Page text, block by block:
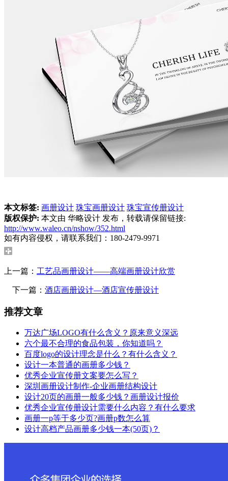
本文标签: 画册设计 珠宝画册设计 珠宝宣传册设计
版权保护: 本文由 华略设计 发布，转载请保留链接:
http://www.waleo.cn/nshow/352.html
如有内容侵权，请联系我们：180-2479-9971
上一篇： 工艺品画册设计——高端画册设计欣赏
下一篇： 酒店画册设计—酒店宣传册设计
推荐文章
万达广场LOGO有什么含义？原来意义深远
六个最不合理的食品包装，你知道吗？
百度logo的设计理念是什么？有什么含义？
设计一本普通的画册多少钱？
优秀企业宣传册文案要怎么写？
深圳画册设计制作-企业画册结构设计
设计20页的画册一般多少钱？画册设计报价
优秀企业宣传册设计需要什么内容？有什么要求
画册一p等于多少页?画册p数怎么算
设计高档产品画册多少钱一本(50页)？